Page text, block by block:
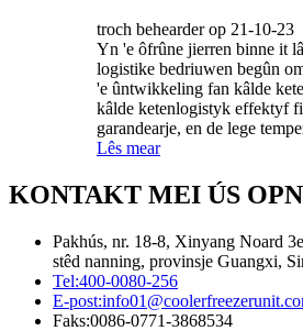
troch behearder op 21-10-23
Yn 'e ôfrûne jierren binne it
logistike bedriuwen begûn
'e ûntwikkeling fan kâlde
kâlde ketenlogistyk effektyf
garandearje, en de lege
Lês mear
KONTAKT MEI ÚS
Pakhús, nr. 18-8, Xinyang Noard
stêd nanning, provinsje Guangxi,
Tel:400-0080-256
E-post:
Faks:0086-0771-3868534